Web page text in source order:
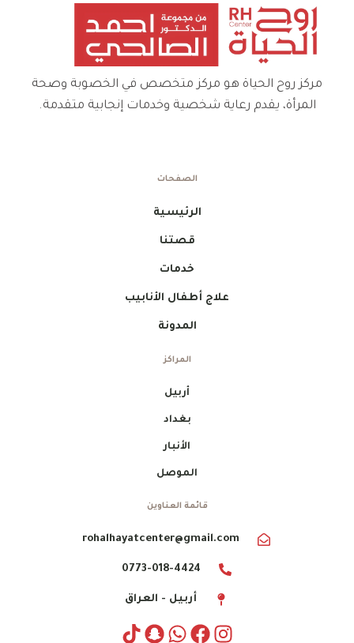
مركز روح الحياة هو مركز متخصص في الخصوبة وصحة
المرأة، يقدم رعاية شخصية وخدمات إنجابية متقدمة.
الصفحات
الرئيسية
قصتنا
خدمات
علاج أطفال الأنابيب
المدونة
المراكز
أربيل
بغداد
الأنبار
الموصل
قائمة العناوين
rohalhayatcenter@gmail.com
0773-018-4424
أربيل - العراق